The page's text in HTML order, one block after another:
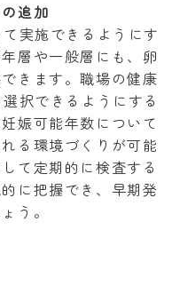
追加
実施できるようにす
層や一般層にも、卵
きます。職場の健康
択できるようにする
娠可能年数について
る環境づくりが可能
て定期的に検査する
に把握でき、早期発
う。